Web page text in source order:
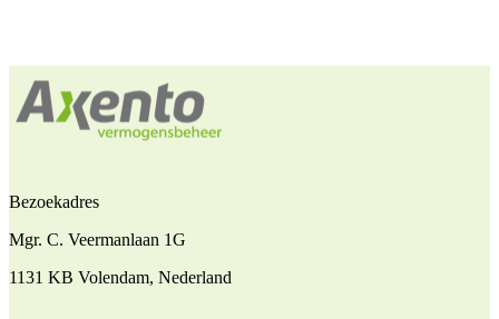
Bezoekadres
Mgr. C. Veermanlaan 1G
1131 KB Volendam, Nederland